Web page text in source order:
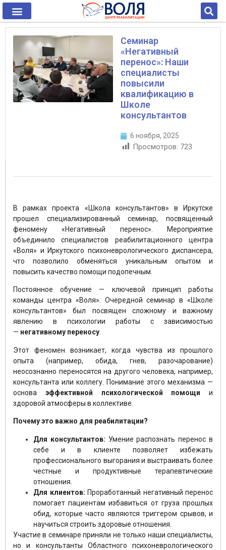
Семинар
«Негативный
перенос»: Наши
специалисты
повысили
квалификацию в
Школе
консультантов
6 ноября, 2025
Просмотров: 723
В рамках проекта «Школа консультантов» в Иркутске
прошел специализированный семинар, посвященный
феномену «Негативный перенос». Мероприятие
объединило специалистов реабилитационного центра
«Воля» и Иркутского психоневрологического диспансера,
что позволило обменяться уникальным опытом и
повысить качество помощи подопечным.
Постоянное обучение — ключевой принцип работы
команды центра «Воля». Очередной семинар в «Школе
консультантов» был посвящен сложному и важному
явлению в психологии работы с зависимостью
— негативному переносу.
Этот феномен возникает, когда чувства из прошлого
опыта (например, обида, гнев, разочарование)
неосознанно переносятся на другого человека, например,
консультанта или коллегу. Понимание этого механизма —
основа эффективной психологической помощи и
здоровой атмосферы в коллективе.
Почему это важно для реабилитации?
Для консультантов: Умение распознать перенос в
себе и в клиенте позволяет избежать
профессионального выгорания и выстраивать более
честные и продуктивные терапевтические
отношения.
Для клиентов: Проработанный негативный перенос
помогает пациентам избавиться от груза прошлых
обид, которые часто являются триггером срывов, и
научиться строить здоровые отношения.
Участие в семинаре приняли не только наши специалисты,
но и консультанты Областного психоневрологического